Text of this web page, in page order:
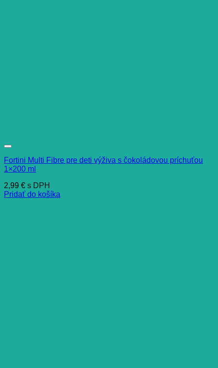
Fortini Multi Fibre pre deti výživa s čokoládovou príchuťou
1×200 ml
2,99 € s DPH
Pridať do košíka